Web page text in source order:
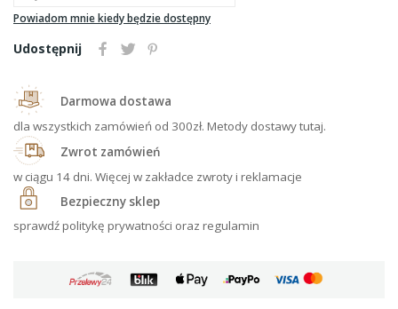
Powiadom mnie kiedy będzie dostępny
Udostępnij
Darmowa dostawa
dla wszystkich zamówień od 300zł. Metody dostawy tutaj.
Zwrot zamówień
w ciągu 14 dni. Więcej w zakładce zwroty i reklamacje
Bezpieczny sklep
sprawdź politykę prywatności oraz regulamin